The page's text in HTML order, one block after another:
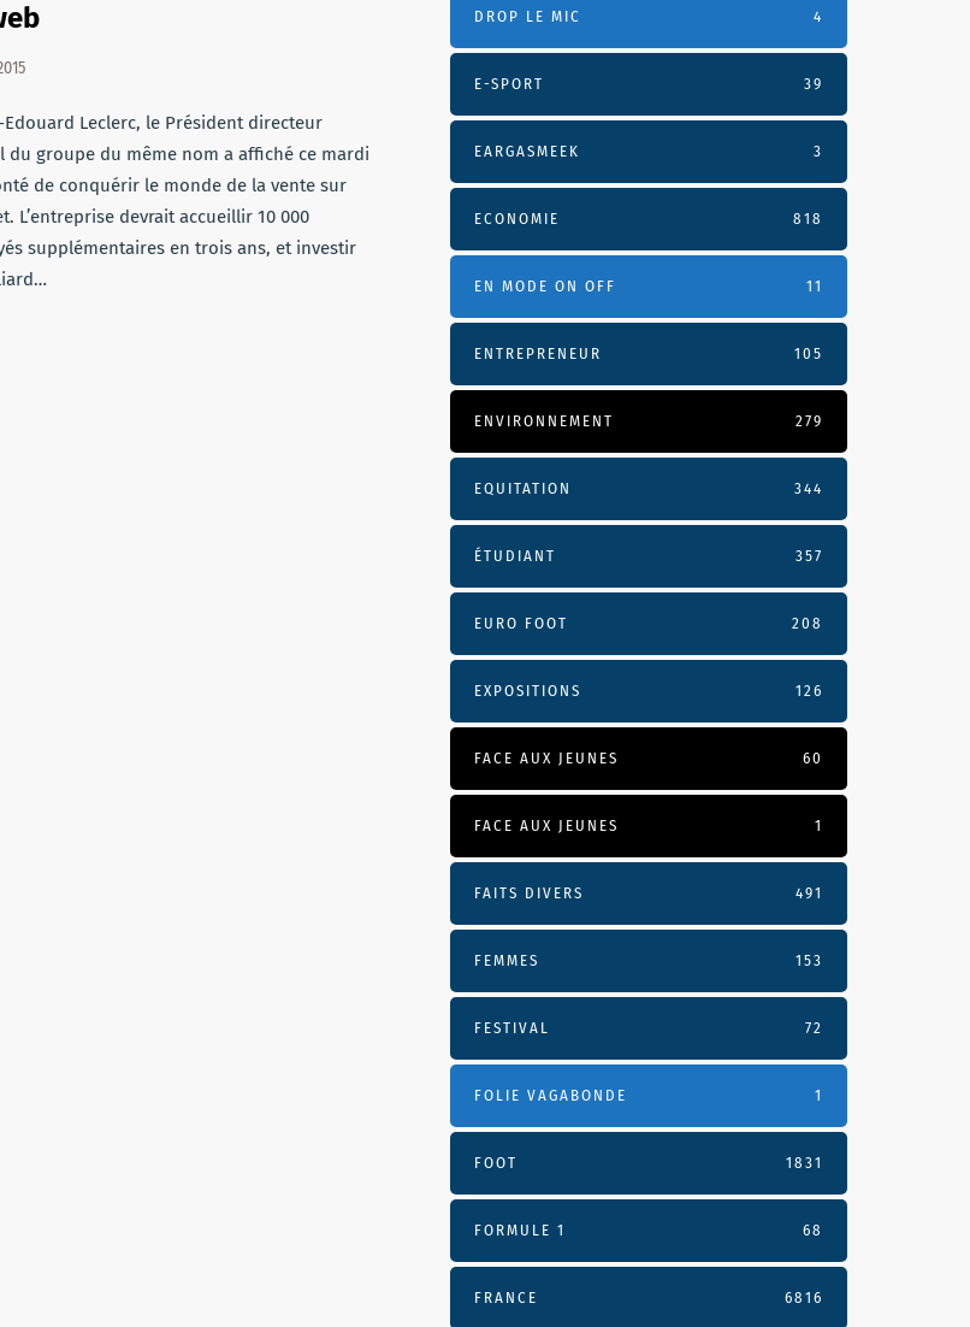
Edouard Leclerc, le Président directeur
du groupe du même nom a affiché ce mardi
de conquérir le monde de la vente sur
L’entreprise devrait accueillir 10 000
supplémentaires en trois ans, et investir
DROP LE MIC 4
E-SPORT 39
EARGASMEEK 3
ECONOMIE 818
EN MODE ON OFF 11
ENTREPRENEUR 105
ENVIRONNEMENT 279
EQUITATION 344
ÉTUDIANT 357
EURO FOOT 208
EXPOSITIONS 126
FACE AUX JEUNES 60
FACE AUX JEUNES 1
FAITS DIVERS 491
FEMMES 153
FESTIVAL 72
FOLIE VAGABONDE 1
FOOT 1831
FORMULE 1 68
FRANCE 6816